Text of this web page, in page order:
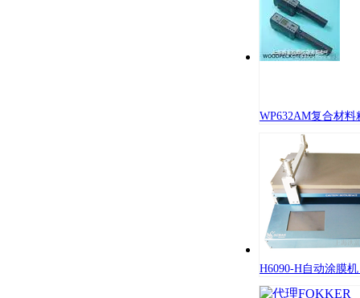
WP632AM复合材料
H6090-H自动涂膜